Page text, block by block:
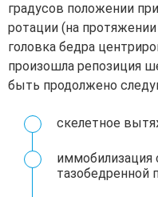
градусов положении
ротации (на
головка бедра
произошла репозиция
быть продолжено
скелетное
иммобилизация
тазобедренной